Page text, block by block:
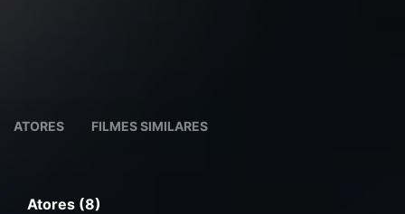
ATORES FILMES SIMILARES
Atores (8)